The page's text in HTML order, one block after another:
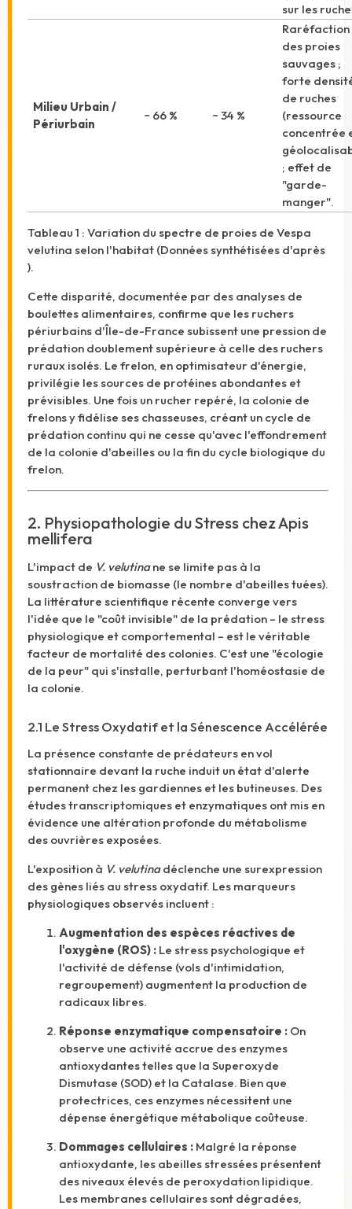
sur les
Milieu Urbain /
Périurbain
~ 66 % ~ 34 %
Raréfaction
des proies
sauvages ;
forte
de ruches
(ressource
concentrée
; effet de
"garde-
manger".
Tableau 1 : Variation du spectre de proies de Vespa
velutina selon l'habitat (Données synthétisées d'après
).
Cette disparité, documentée par des analyses de
boulettes alimentaires, confirme que les ruchers
périurbains d'Île-de-France subissent une pression de
prédation doublement supérieure à celle des ruchers
ruraux isolés. Le frelon, en optimisateur d'énergie,
privilégie les sources de protéines abondantes et
prévisibles. Une fois un rucher repéré, la colonie de
frelons y fidélise ses chasseuses, créant un cycle de
prédation continu qui ne cesse qu'avec l'effondrement
de la colonie d'abeilles ou la fin du cycle biologique du
frelon.
2. Physiopathologie du Stress chez Apis
mellifera
L'impact de V. velutinane se limite pas à la
soustraction de biomasse (le nombre d'abeilles tuées).
La littérature scientifique récente converge vers
l'idée que le "coût invisible" de la prédation – le stress
physiologique et comportemental – est le véritable
facteur de mortalité des colonies. C'est une "écologie
de la peur" qui s'installe, perturbant l'homéostasie de
la colonie.
2.1 Le Stress Oxydatif et la Sénescence Accélérée
La présence constante de prédateurs en vol
stationnaire devant la ruche induit un état d'alerte
permanent chez les gardiennes et les butineuses. Des
études transcriptomiques et enzymatiques ont mis en
évidence une altération profonde du métabolisme
des ouvrières exposées.
L'exposition à V. velutinadéclenche une surexpression
des gènes liés au stress oxydatif. Les marqueurs
physiologiques observés incluent :
Augmentation des espèces réactives de
l'oxygène (ROS) : Le stress psychologique et
l'activité de défense (vols d'intimidation,
regroupement) augmentent la production de
radicaux libres.
Réponse enzymatique compensatoire : On
observe une activité accrue des enzymes
antioxydantes telles que la Superoxyde
Dismutase (SOD) et la Catalase. Bien que
protectrices, ces enzymes nécessitent une
dépense énergétique métabolique coûteuse.
Dommages cellulaires : Malgré la réponse
antioxydante, les abeilles stressées présentent
des niveaux élevés de peroxydation lipidique.
Les membranes cellulaires sont dégradées,